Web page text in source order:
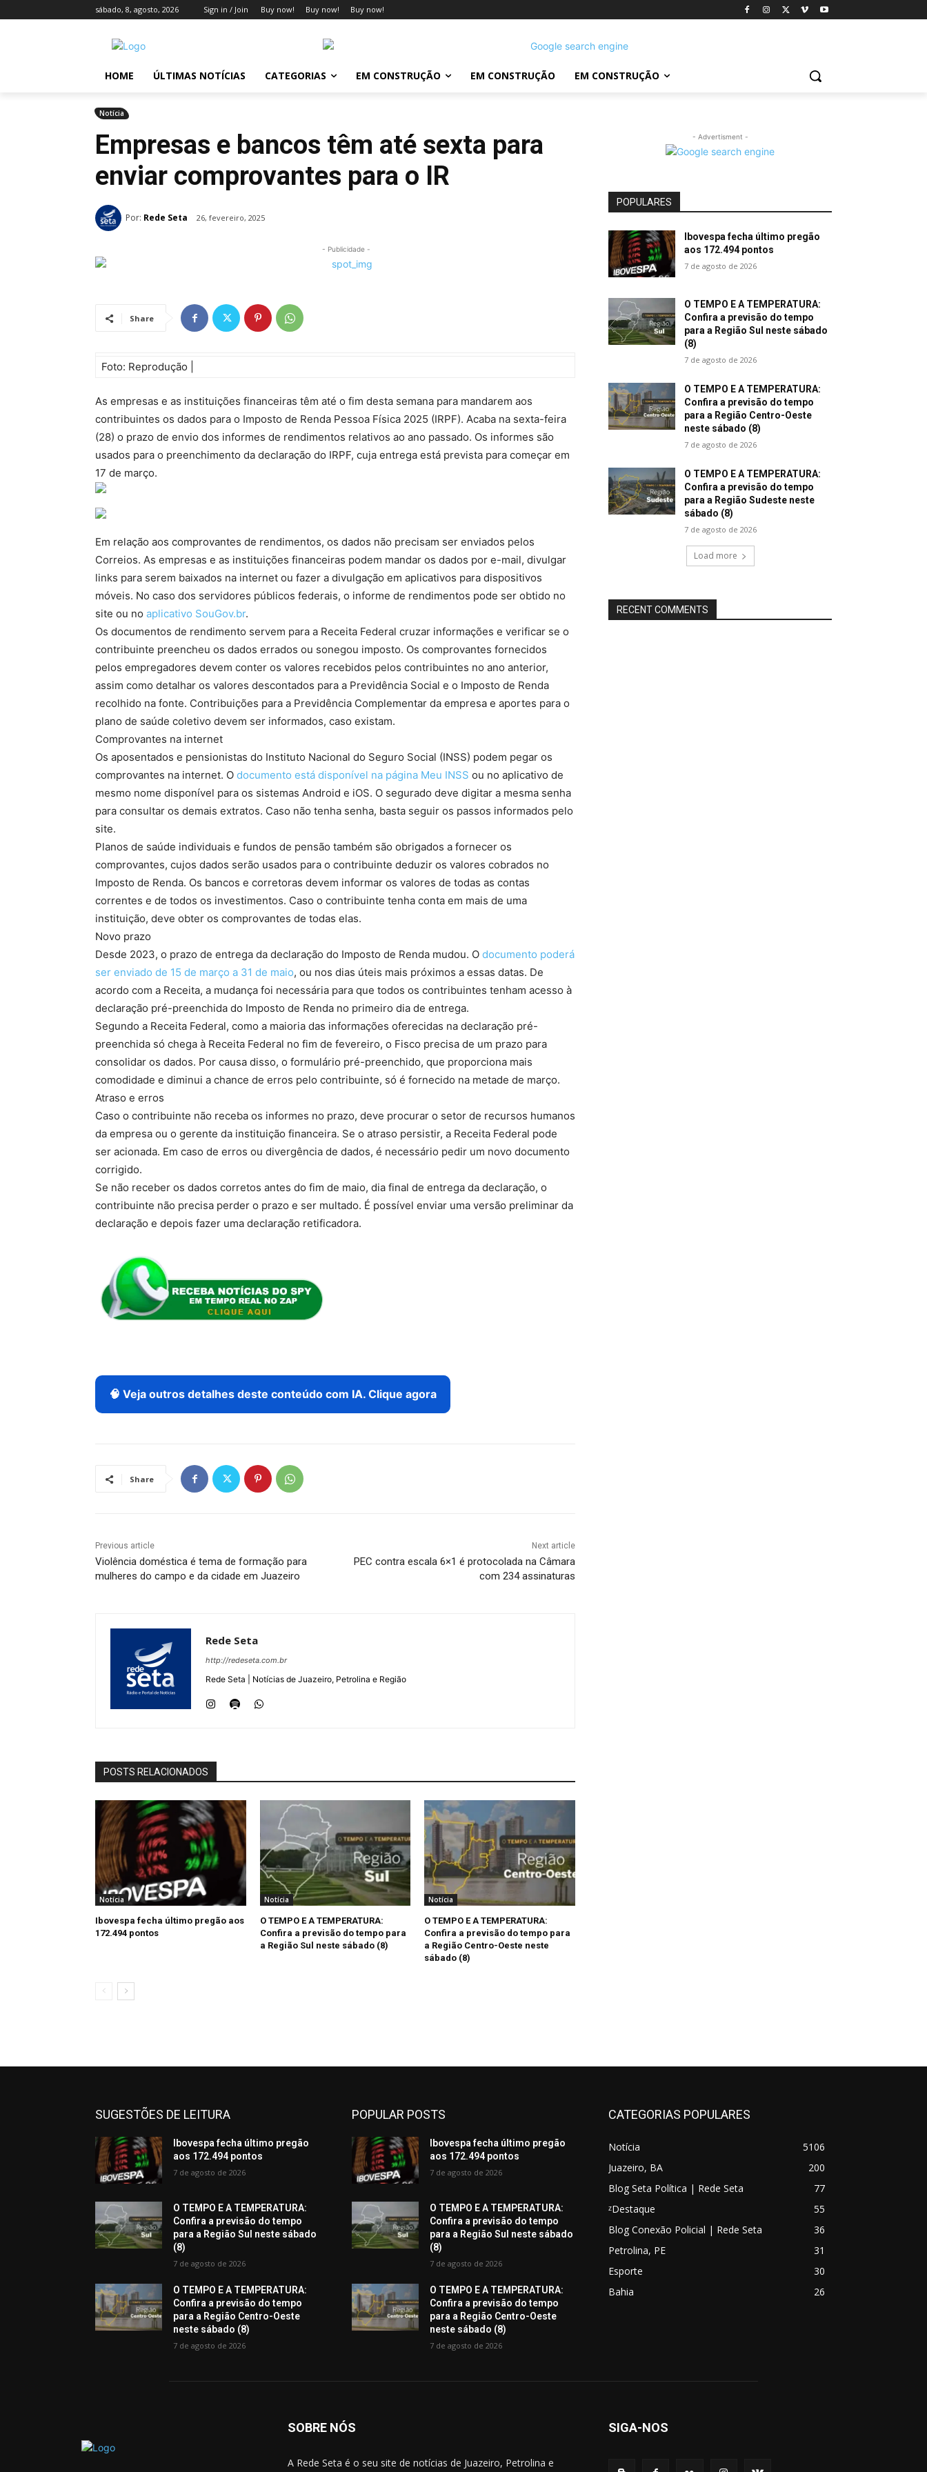
sábado, 8, agosto, 2026 Sign in / Join Buy now! Buy now! Buy now!
HOME ÚLTIMAS NOTÍCIAS CATEGORIAS EM CONSTRUÇÃO EM CONSTRUÇÃO EM CONSTRUÇÃO
Notícia
Empresas e bancos têm até sexta para
enviar comprovantes para o IR
Por: Rede Seta 26, fevereiro, 2025
- Publicidade -
Share
Foto: Reprodução |
As empresas e as instituições financeiras têm até o fim desta semana para mandarem aos
contribuintes os dados para o Imposto de Renda Pessoa Física 2025 (IRPF). Acaba na sexta-feira
(28) o prazo de envio dos informes de rendimentos relativos ao ano passado. Os informes são
usados para o preenchimento da declaração do IRPF, cuja entrega está prevista para começar em
17 de março.
Em relação aos comprovantes de rendimentos, os dados não precisam ser enviados pelos
Correios. As empresas e as instituições financeiras podem mandar os dados por e-mail, divulgar
links para serem baixados na internet ou fazer a divulgação em aplicativos para dispositivos
móveis. No caso dos servidores públicos federais, o informe de rendimentos pode ser obtido no
site ou no aplicativo SouGov.br.
Os documentos de rendimento servem para a Receita Federal cruzar informações e verificar se o
contribuinte preencheu os dados errados ou sonegou imposto. Os comprovantes fornecidos
pelos empregadores devem conter os valores recebidos pelos contribuintes no ano anterior,
assim como detalhar os valores descontados para a Previdência Social e o Imposto de Renda
recolhido na fonte. Contribuições para a Previdência Complementar da empresa e aportes para o
plano de saúde coletivo devem ser informados, caso existam.
Comprovantes na internet
Os aposentados e pensionistas do Instituto Nacional do Seguro Social (INSS) podem pegar os
comprovantes na internet. O documento está disponível na página Meu INSS ou no aplicativo de
mesmo nome disponível para os sistemas Android e iOS. O segurado deve digitar a mesma senha
para consultar os demais extratos. Caso não tenha senha, basta seguir os passos informados pelo
site.
Planos de saúde individuais e fundos de pensão também são obrigados a fornecer os
comprovantes, cujos dados serão usados para o contribuinte deduzir os valores cobrados no
Imposto de Renda. Os bancos e corretoras devem informar os valores de todas as contas
correntes e de todos os investimentos. Caso o contribuinte tenha conta em mais de uma
instituição, deve obter os comprovantes de todas elas.
Novo prazo
Desde 2023, o prazo de entrega da declaração do Imposto de Renda mudou. O documento poderá
ser enviado de 15 de março a 31 de maio, ou nos dias úteis mais próximos a essas datas. De
acordo com a Receita, a mudança foi necessária para que todos os contribuintes tenham acesso à
declaração pré-preenchida do Imposto de Renda no primeiro dia de entrega.
Segundo a Receita Federal, como a maioria das informações oferecidas na declaração pré-
preenchida só chega à Receita Federal no fim de fevereiro, o Fisco precisa de um prazo para
consolidar os dados. Por causa disso, o formulário pré-preenchido, que proporciona mais
comodidade e diminui a chance de erros pelo contribuinte, só é fornecido na metade de março.
Atraso e erros
Caso o contribuinte não receba os informes no prazo, deve procurar o setor de recursos humanos
da empresa ou o gerente da instituição financeira. Se o atraso persistir, a Receita Federal pode
ser acionada. Em caso de erros ou divergência de dados, é necessário pedir um novo documento
corrigido.
Se não receber os dados corretos antes do fim de maio, dia final de entrega da declaração, o
contribuinte não precisa perder o prazo e ser multado. É possível enviar uma versão preliminar da
declaração e depois fazer uma declaração retificadora.
🧠 Veja outros detalhes deste conteúdo com IA. Clique agora
Share
Previous article
Violência doméstica é tema de formação para
mulheres do campo e da cidade em Juazeiro
Next article
PEC contra escala 6×1 é protocolada na Câmara
com 234 assinaturas
Rede Seta
http://redeseta.com.br
Rede Seta | Notícias de Juazeiro, Petrolina e Região
POSTS RELACIONADOS
Notícia
Ibovespa fecha último pregão aos
172.494 pontos
Notícia
O TEMPO E A TEMPERATURA:
Confira a previsão do tempo para
a Região Sul neste sábado (8)
Notícia
O TEMPO E A TEMPERATURA:
Confira a previsão do tempo para
a Região Centro-Oeste neste
sábado (8)
- Advertisment -
POPULARES
Ibovespa fecha último pregão
aos 172.494 pontos
7 de agosto de 2026
O TEMPO E A TEMPERATURA:
Confira a previsão do tempo
para a Região Sul neste sábado
(8)
7 de agosto de 2026
O TEMPO E A TEMPERATURA:
Confira a previsão do tempo
para a Região Centro-Oeste
neste sábado (8)
7 de agosto de 2026
O TEMPO E A TEMPERATURA:
Confira a previsão do tempo
para a Região Sudeste neste
sábado (8)
7 de agosto de 2026
Load more
RECENT COMMENTS
SUGESTÕES DE LEITURA
Ibovespa fecha último pregão
aos 172.494 pontos
7 de agosto de 2026
O TEMPO E A TEMPERATURA:
Confira a previsão do tempo
para a Região Sul neste sábado
(8)
7 de agosto de 2026
O TEMPO E A TEMPERATURA:
Confira a previsão do tempo
para a Região Centro-Oeste
neste sábado (8)
7 de agosto de 2026
POPULAR POSTS
Ibovespa fecha último pregão
aos 172.494 pontos
7 de agosto de 2026
O TEMPO E A TEMPERATURA:
Confira a previsão do tempo
para a Região Sul neste sábado
(8)
7 de agosto de 2026
O TEMPO E A TEMPERATURA:
Confira a previsão do tempo
para a Região Centro-Oeste
neste sábado (8)
7 de agosto de 2026
CATEGORIAS POPULARES
Notícia
5106
Juazeiro, BA
200
Blog Seta Política | Rede Seta
77
ᶻDestaque
55
Blog Conexão Policial | Rede Seta
36
Petrolina, PE
31
Esporte
30
Bahia
26
SOBRE NÓS
A Rede Seta é o seu site de notícias de Juazeiro, Petrolina e
SIGA-NOS